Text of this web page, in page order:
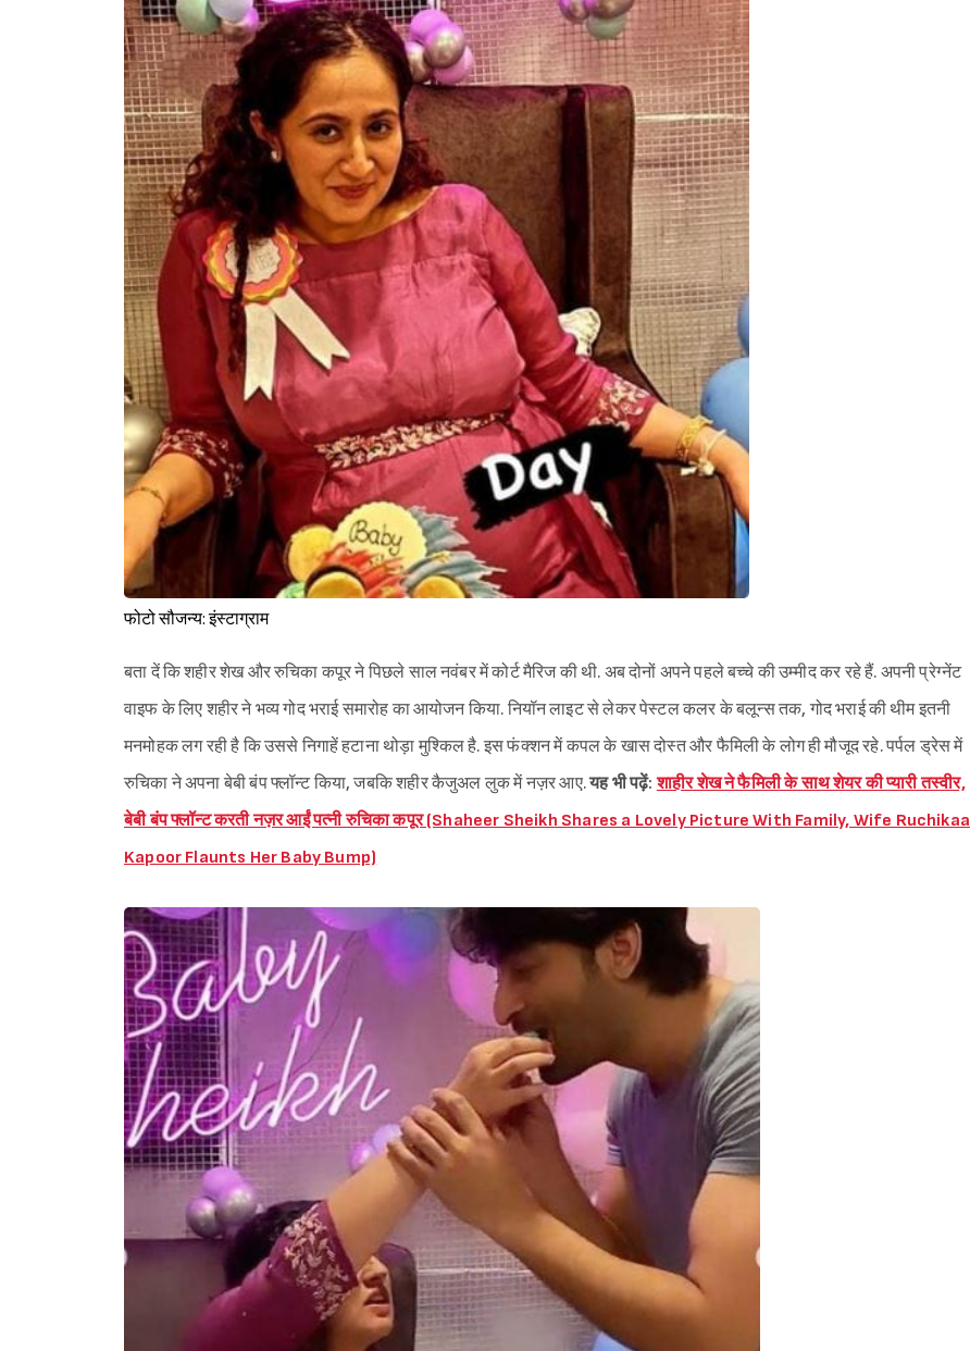
Sign in
फोटो सौजन्य: इंस्टाग्राम
बता दें कि शहीर शेख और रुचिका कपूर ने पिछले साल नवंबर में कोर्ट मैरिज की थी. अब दोनों अपने पहले बच्चे की उम्मीद कर रहे हैं. अपनी प्रेग्नेंट
वाइफ के लिए शहीर ने भव्य गोद भराई समारोह का आयोजन किया. नियॉन लाइट से लेकर पेस्टल कलर के बलून्स तक, गोद भराई की थीम इतनी
मनमोहक लग रही है कि उससे निगाहें हटाना थोड़ा मुश्किल है. इस फंक्शन में कपल के खास दोस्त और फैमिली के लोग ही मौजूद रहे. पर्पल ड्रेस में
रुचिका ने अपना बेबी बंप फ्लॉन्ट किया, जबकि शहीर कैजुअल लुक में नज़र आए.यह भी पढ़ें:शाहीर शेख ने फैमिली के साथ शेयर की प्यारी तस्वीर,
बेबी बंप फ्लॉन्ट करती नज़र आईं पत्नी रुचिका कपूर (Shaheer Sheikh Shares a Lovely Picture With Family, Wife Ruchikaa
Kapoor Flaunts Her Baby Bump)